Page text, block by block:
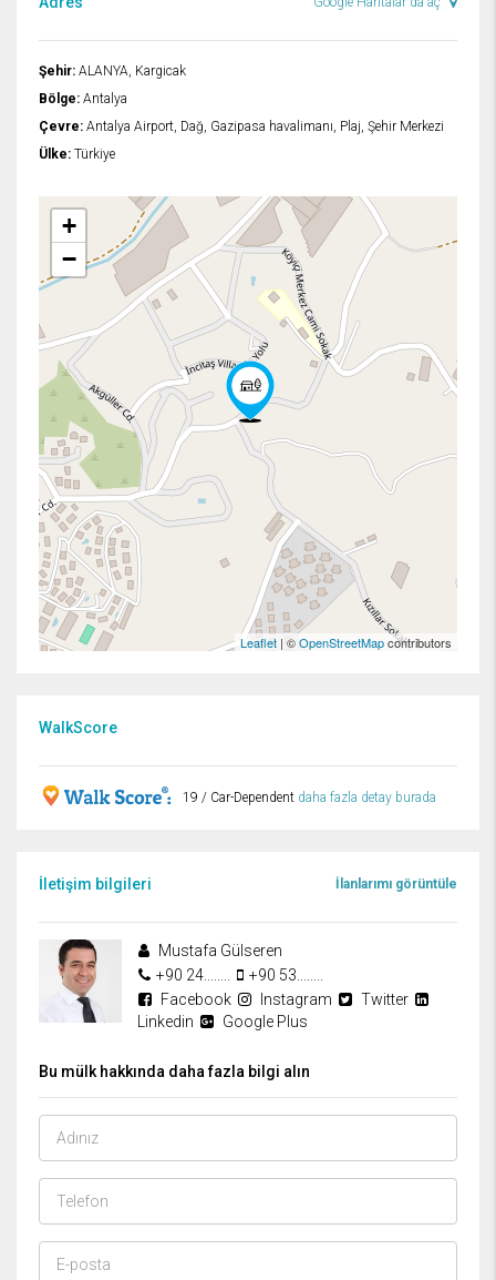
Şehir: ALANYA, Kargicak
Bölge: Antalya
Çevre: Antalya Airport, Dağ, Gazipasa havalimanı, Plaj, Şehir Merkezi
Ülke: Türkiye
+
−
Leaflet | ©OpenStreetMapcontributors
WalkScore
19 / Car-Dependent daha fazla detay burada
İletişim bilgileri İlanlarımı görüntüle
Mustafa Gülseren
+90 24........
+90 53........
Facebook
Instagram
Twitter
Linkedin
Google Plus
Bu mülk hakkında daha fazla bilgi alın